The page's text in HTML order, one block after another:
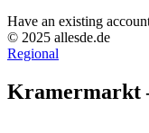
Have an existing
© 2025 allesde.de
Regional
Kramermarkt